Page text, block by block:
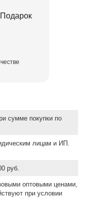
сумме покупки по
лицам и ИП.
руб.
оптовыми ценами,
при условии